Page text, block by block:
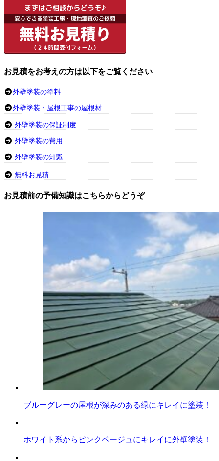
お見積をお考えの方は以下をご覧ください
外壁塗装の塗料
外壁塗装・屋根工事の屋根材
外壁塗装の保証制度
外壁塗装の費用
外壁塗装の知識
無料お見積
お見積前の予備知識はこちらからどうぞ
ブルーグレーの屋根が深みのある緑にキレイに塗装！
ホワイト系からピンクベージュにキレイに外壁塗装！